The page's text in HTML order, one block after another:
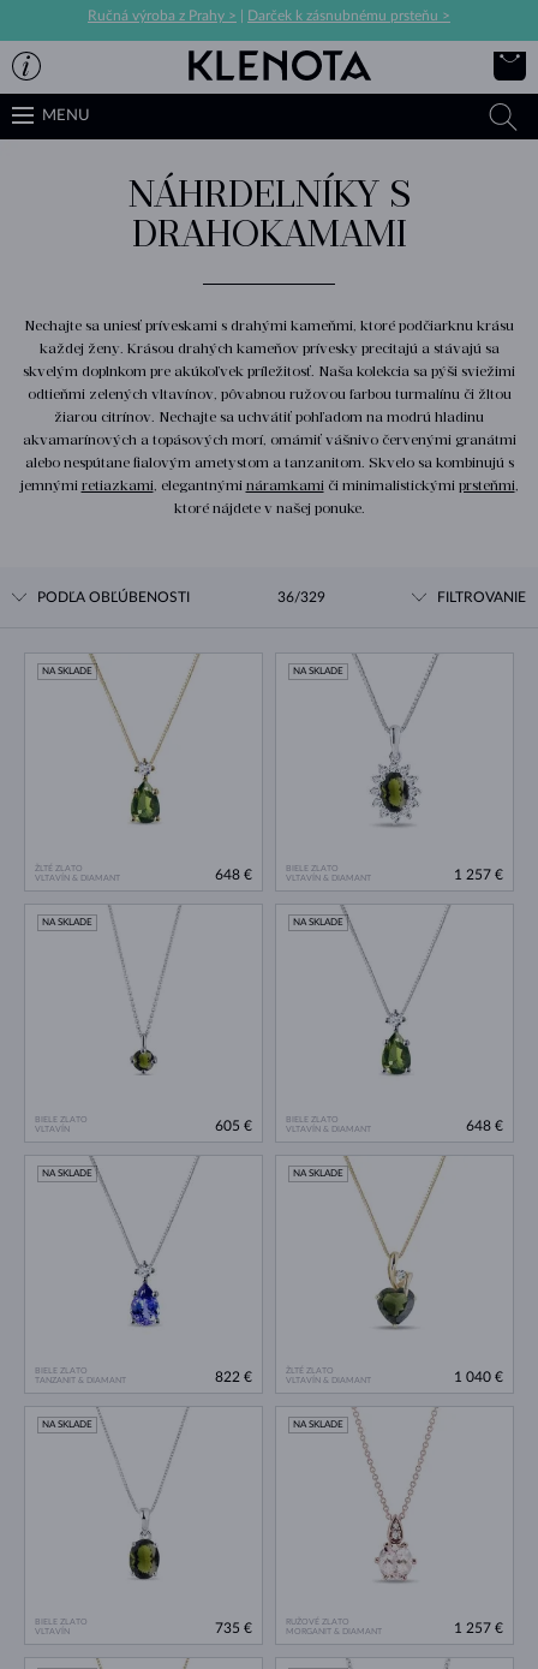
Ručná výroba z Prahy > Darček k zásnubnému prsteňu >
MENU
NÁHRDELNÍKY S
DRAHOKAMAMI
Nechajte sa uniesť príveskami s drahými kameňmi, ktoré podčiarknu krásu
každej ženy. Krásou drahých kameňov prívesky precitajú a stávajú sa
skvelým doplnkom pre akúkoľvek príležitosť. Naša kolekcia sa pýši sviežimi
odtieňmi zelených vltavínov, pôvabnou ružovou farbou turmalínu či žltou
žiarou citrínov. Nechajte sa uchvátiť pohľadom na modrú hladinu
akvamarínových a topásových morí, omámiť vášnivo červenými granátmi
alebo nespútane fialovým ametystom a tanzanitom. Skvelo sa kombinujú s
jemnými retiazkami, elegantnými náramkamiči minimalistickými prsteňmi,
ktoré nájdete v našej ponuke.
PODĽA OBĽÚBENOSTI 36/329 FILTROVANIE
ŽLTÉ ZLATO
VLTAVÍN & DIAMANT
NA SKLADE
648 €
BIELE ZLATO
VLTAVÍN & DIAMANT
NA SKLADE
1 257 €
BIELE ZLATO
VLTAVÍN
NA SKLADE
605 €
BIELE ZLATO
VLTAVÍN & DIAMANT
NA SKLADE
648 €
BIELE ZLATO
TANZANIT & DIAMANT
NA SKLADE
822 €
ŽLTÉ ZLATO
VLTAVÍN & DIAMANT
NA SKLADE
1 040 €
BIELE ZLATO
VLTAVÍN
NA SKLADE
735 €
RUŽOVÉ ZLATO
MORGANIT & DIAMANT
NA SKLADE
1 257 €